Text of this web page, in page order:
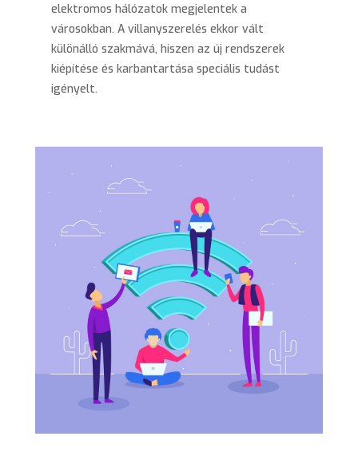
elektromos hálózatok megjelentek a
városokban. A villanyszerelés ekkor vált
különálló szakmává, hiszen az új rendszerek
kiépítése és karbantartása speciális tudást
igényelt.